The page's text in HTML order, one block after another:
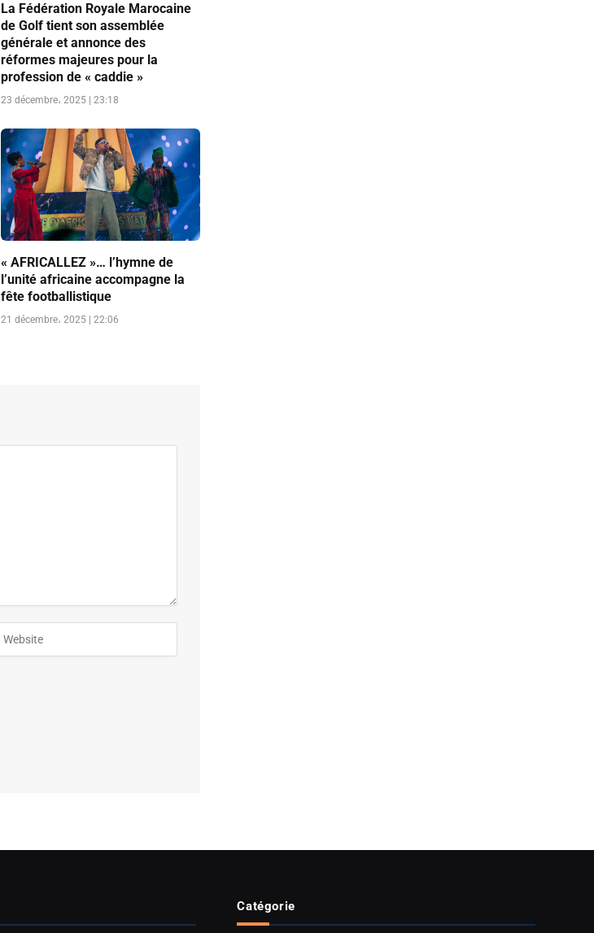
La Fédération Royale Marocaine
de Golf tient son assemblée
générale et annonce des
réformes majeures pour la
profession de « caddie »
23 décembre، 2025 | 23:18
« AFRICALLEZ »… l’hymne de
l’unité africaine accompagne la
fête footballistique
21 décembre، 2025 | 22:06
Catégorie